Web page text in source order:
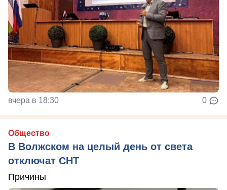
вчера в 18:30 0
Общество
В Волжском на целый день от света
отключат СНТ
Причины